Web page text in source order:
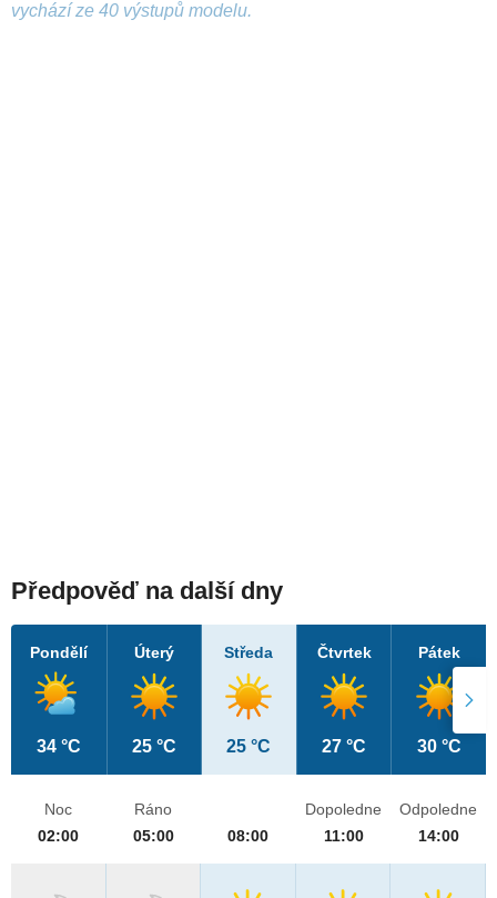
vychází ze 40 výstupů modelu.
Předpověď na další dny
Pondělí
34 °C
Úterý
25 °C
Středa
25 °C
Čtvrtek
27 °C
Pátek
30 °C
Noc
02:00
Ráno
05:00
08:00
Dopoledne
11:00
Odpoledne
14:00